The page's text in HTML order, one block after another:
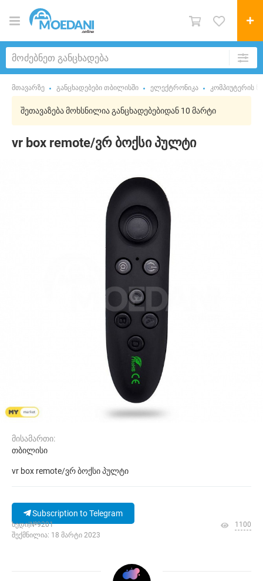
მთავარზე განცხადებები თბილისში ელექტრონიკა კომპიუტერის
შეთავაზება მოხსნილია განცხადებებიდან 10 მარტი
vr box remote/ვრ ბოქსი პულტი
მისამართი:
თბილისი
vr box remote/ვრ ბოქსი პულტი
Subscription to Telegram
ხედი|№9201
შექმნილია: 18 მარტი 2023
1100